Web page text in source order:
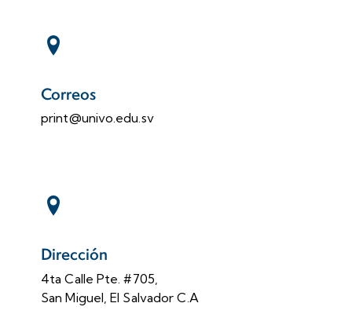
Correos
print@univo.edu.sv
Dirección
4ta Calle Pte. #705,
San Miguel, El Salvador C.A